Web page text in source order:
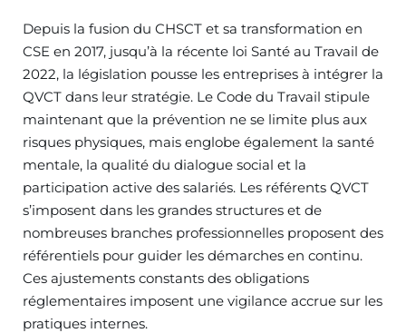
Depuis la fusion du CHSCT et sa transformation en
CSE en 2017, jusqu’à la récente loi Santé au Travail de
2022, la législation pousse les entreprises à intégrer la
QVCT dans leur stratégie. Le Code du Travail stipule
maintenant que la prévention ne se limite plus aux
risques physiques, mais englobe également la santé
mentale, la qualité du dialogue social et la
participation active des salariés. Les référents QVCT
s’imposent dans les grandes structures et de
nombreuses branches professionnelles proposent des
référentiels pour guider les démarches en continu.
Ces ajustements constants des obligations
réglementaires imposent une vigilance accrue sur les
pratiques internes.